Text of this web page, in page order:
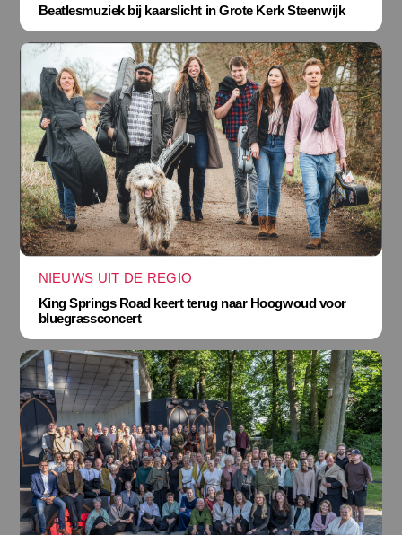
Beatlesmuziek bij kaarslicht in Grote Kerk Steenwijk
NIEUWS UIT DE REGIO
King Springs Road keert terug naar Hoogwoud voor
bluegrassconcert